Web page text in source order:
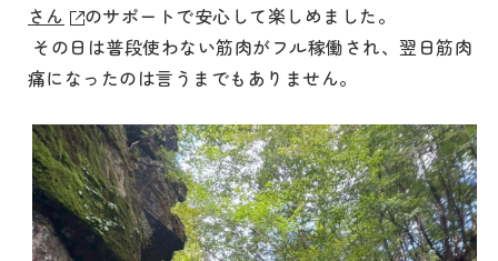
さん
のサポートで安心して楽しめました。
その日は普段使わない筋肉がフル稼働され、翌日筋肉
痛になったのは言うまでもありません。